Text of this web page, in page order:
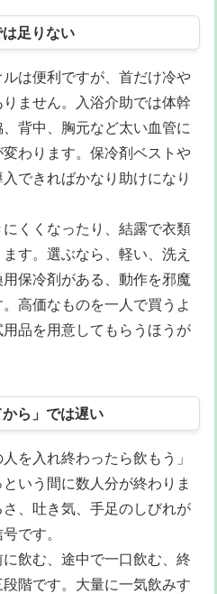
足りない
は便利ですが、首だけ冷や
ません。入浴介助では体幹
背中、胸元など太い血管に
わります。保冷剤ベストや
できればかなり助けになり
くくなったり、結露で衣類
す。選ぶなら、軽い、洗え
保冷剤がある、動作を邪魔
高価なものを一人で買うよ
品を用意してもらうほうが
ら」では遅い
を入れ終わったら飲もう」
いう間に数人分が終わりま
、吐き気、手足のしびれが
です。
飲む、途中で一口飲む、終
階です。大量に一気飲みす